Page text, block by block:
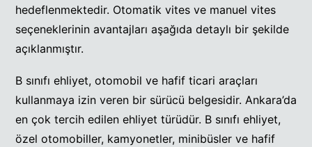
hedeflenmektedir. Otomatik vites ve manuel vites
seçeneklerinin avantajları aşağıda detaylı bir şekilde
açıklanmıştır.
B sınıfı ehliyet, otomobil ve hafif ticari araçları
kullanmaya izin veren bir sürücü belgesidir. Ankara’da
en çok tercih edilen ehliyet türüdür. B sınıfı ehliyet,
özel otomobiller, kamyonetler, minibüsler ve hafif